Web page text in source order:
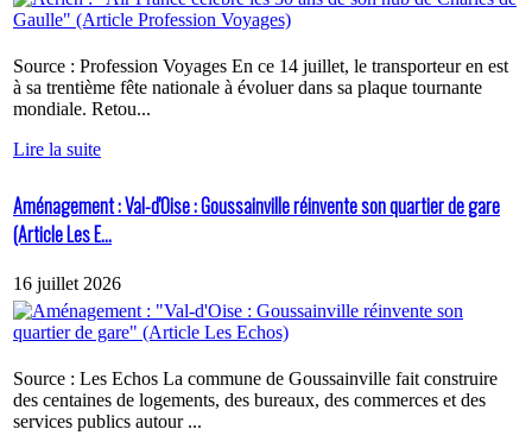
Source : Profession Voyages En ce 14 juillet, le transporteur en est
à sa trentième fête nationale à évoluer dans sa plaque tournante
mondiale. Retou...
Lire la suite
Aménagement : Val-d'Oise : Goussainville réinvente son quartier de gare
(Article Les E...
16 juillet 2026
Source : Les Echos La commune de Goussainville fait construire
des centaines de logements, des bureaux, des commerces et des
services publics autour ...